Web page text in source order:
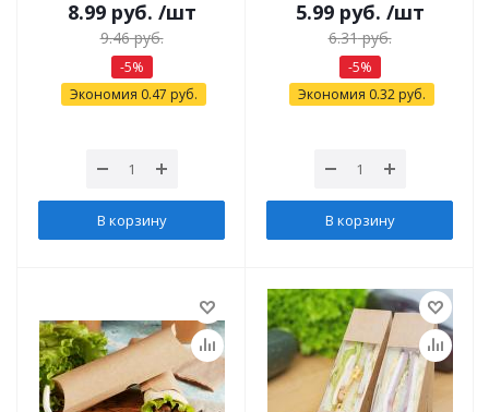
8.99руб. /шт
9.46руб.
-5%
Экономия 0.47 руб.
В корзину
5.99руб. /шт
6.31руб.
-5%
Экономия 0.32руб.
В корзину